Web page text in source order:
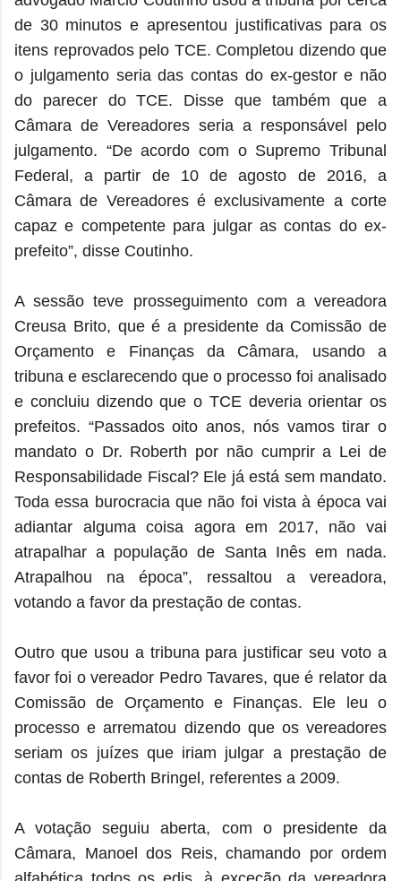
de 30 minutos e apresentou justificativas para os
itens reprovados pelo TCE. Completou dizendo que
o julgamento seria das contas do ex-gestor e não
do parecer do TCE. Disse que também que a
Câmara de Vereadores seria a responsável pelo
julgamento. “De acordo com o Supremo Tribunal
Federal, a partir de 10 de agosto de 2016, a
Câmara de Vereadores é exclusivamente a corte
capaz e competente para julgar as contas do ex-
prefeito”, disse Coutinho.
A sessão teve prosseguimento com a vereadora
Creusa Brito, que é a presidente da Comissão de
Orçamento e Finanças da Câmara, usando a
tribuna e esclarecendo que o processo foi analisado
e concluiu dizendo que o TCE deveria orientar os
prefeitos. “Passados oito anos, nós vamos tirar o
mandato o Dr. Roberth por não cumprir a Lei de
Responsabilidade Fiscal? Ele já está sem mandato.
Toda essa burocracia que não foi vista à época vai
adiantar alguma coisa agora em 2017, não vai
atrapalhar a população de Santa Inês em nada.
Atrapalhou na época”, ressaltou a vereadora,
votando a favor da prestação de contas.
Outro que usou a tribuna para justificar seu voto a
favor foi o vereador Pedro Tavares, que é relator da
Comissão de Orçamento e Finanças. Ele leu o
processo e arrematou dizendo que os vereadores
seriam os juízes que iriam julgar a prestação de
contas de Roberth Bringel, referentes a 2009.
A votação seguiu aberta, com o presidente da
Câmara, Manoel dos Reis, chamando por ordem